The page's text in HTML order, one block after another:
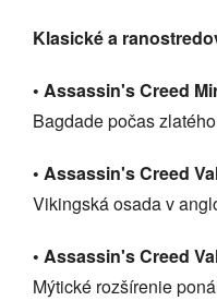
Klasické a
• Assassin's Creed
Bagdade počas
• Assassin's Creed
Vikingská osada v
• Assassin's Creed
Mýtické rozšírenie